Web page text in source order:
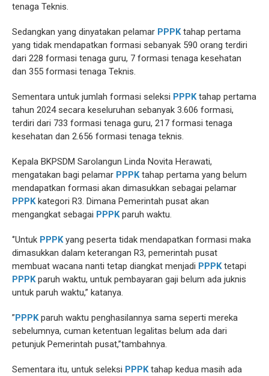
tenaga Teknis.
Sedangkan yang dinyatakan pelamar PPPKtahap pertama
yang tidak mendapatkan formasi sebanyak 590 orang terdiri
dari 228 formasi tenaga guru, 7 formasi tenaga kesehatan
dan 355 formasi tenaga Teknis.
Sementara untuk jumlah formasi seleksi PPPKtahap pertama
tahun 2024 secara keseluruhan sebanyak 3.606 formasi,
terdiri dari 733 formasi tenaga guru, 217 formasi tenaga
kesehatan dan 2.656 formasi tenaga teknis.
Kepala BKPSDM Sarolangun Linda Novita Herawati,
mengatakan bagi pelamar PPPKtahap pertama yang belum
mendapatkan formasi akan dimasukkan sebagai pelamar
PPPKkategori R3. Dimana Pemerintah pusat akan
mengangkat sebagai PPPKparuh waktu.
‘’Untuk PPPKyang peserta tidak mendapatkan formasi maka
dimasukkan dalam keterangan R3, pemerintah pusat
membuat wacana nanti tetap diangkat menjadi PPPKtetapi
PPPKparuh waktu, untuk pembayaran gaji belum ada juknis
untuk paruh waktu,” katanya.
”PPPKparuh waktu penghasilannya sama seperti mereka
sebelumnya, cuman ketentuan legalitas belum ada dari
petunjuk Pemerintah pusat,”tambahnya.
Sementara itu, untuk seleksi PPPKtahap kedua masih ada